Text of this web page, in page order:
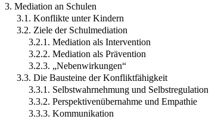
3. Mediation an Schulen
3.1. Konflikte unter Kindern
3.2. Ziele der Schulmediation
3.2.1. Mediation als Intervention
3.2.2. Mediation als Prävention
3.2.3. „Nebenwirkungen“
3.3. Die Bausteine der Konfliktfähigkeit
3.3.1. Selbstwahrnehmung und Selbstregulation
3.3.2. Perspektivenübernahme und Empathie
3.3.3. Kommunikation